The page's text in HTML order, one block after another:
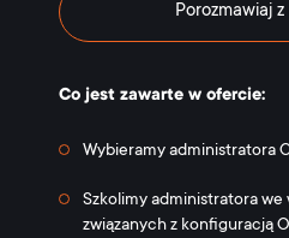
Porozmawiaj
Co jest zawarte w ofercie:
Wybieramy administratora
Szkolimy administratora
związanych z konfiguracją